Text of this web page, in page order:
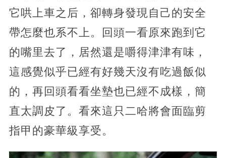
它哄上車之后，卻轉身發現自己的安全
帶怎麼也系不上。回頭一看原來跑到它
的嘴里去了，居然還是嚼得津津有味，
這感覺似乎已經有好幾天沒有吃過飯似
的，再回頭看看坐墊也已經不成樣，簡
直太調皮了。看來這只二哈將會面臨剪
指甲的豪華級享受。